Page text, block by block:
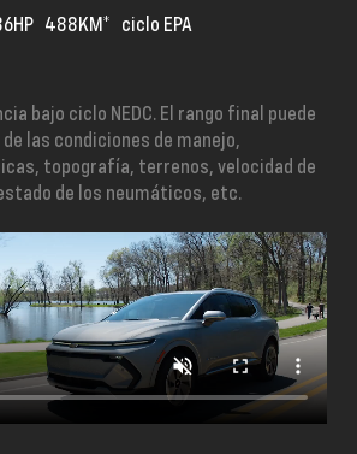
488KM* ciclo EPA
bajo ciclo NEDC. El rango final puede
las condiciones de manejo,
topografía, terrenos, velocidad de
de los neumáticos, etc.